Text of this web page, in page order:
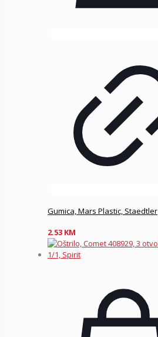
Gumica, Mars Plastic, Staedtler
2.53 KM